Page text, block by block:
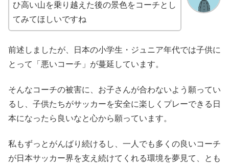
ひ高い山を乗り越えた後の景色をコーチとし
てみてほしいですね
前述しましたが、日本の小学生・ジュニア年代では子供に
とって「悪いコーチ」が蔓延しています。
そんなコーチの被害に、お子さんが合わないよう願ってい
るし、子供たちがサッカーを安全に楽しくプレーできる日
本になったら良いなと心から願っています。
私もずっとがんばり続けるし、一人でも多くの良いコーチ
が日本サッカー界を支え続けてくれる環境を夢見て、とも